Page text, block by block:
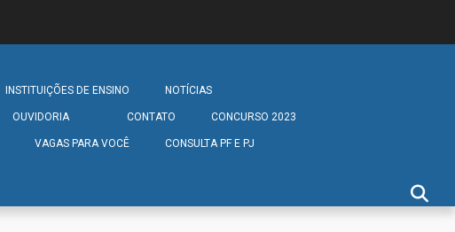
INSTITUIÇÕES DE ENSINO NOTÍCIAS
OUVIDORIA CONTATO CONCURSO 2023
VAGAS PARA VOCÊ CONSULTA PF E PJ